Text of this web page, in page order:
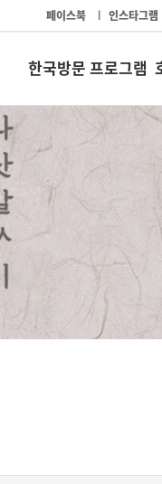
페이스북 l 인스타그램
한국방문 프로그램